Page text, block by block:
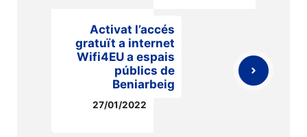
Activat l’accés
gratuït a internet
Wifi4EU a espais
públics de
Beniarbeig
27/01/2022